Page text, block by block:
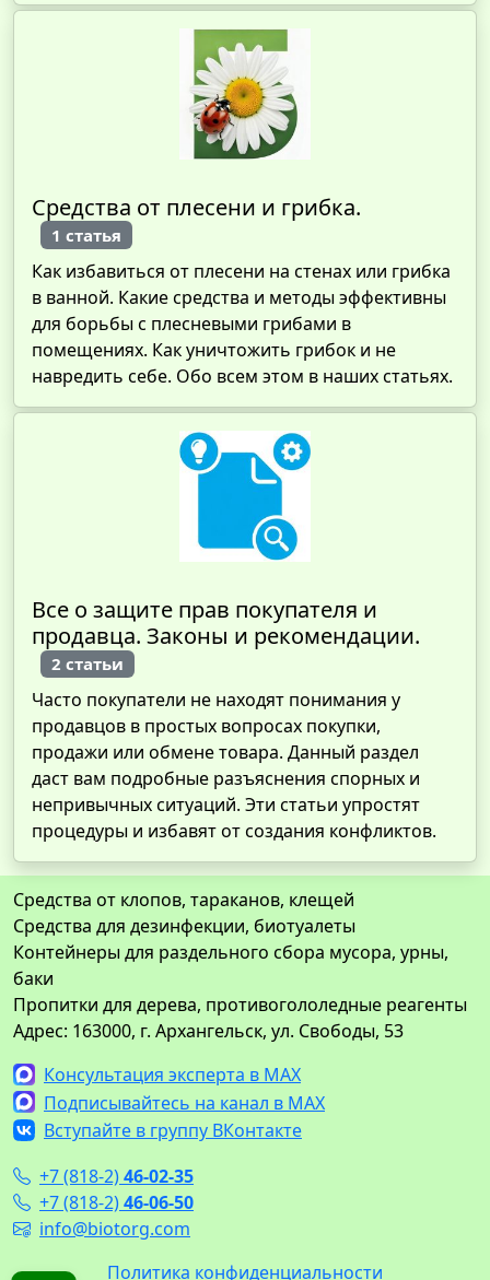
Средства от плесени и грибка.
1 статья
Как избавиться от плесени на стенах или грибка
в ванной. Какие средства и методы эффективны
для борьбы с плесневыми грибами в
помещениях. Как уничтожить грибок и не
навредить себе. Обо всем этом в наших статьях.
Все о защите прав покупателя и
продавца. Законы и рекомендации.
2 статьи
Часто покупатели не находят понимания у
продавцов в простых вопросах покупки,
продажи или обмене товара. Данный раздел
даст вам подробные разъяснения спорных и
непривычных ситуаций. Эти статьи упростят
процедуры и избавят от создания конфликтов.
Средства от клопов, тараканов, клещей
Средства для дезинфекции, биотуалеты
Контейнеры для раздельного сбора мусора, урны,
баки
Пропитки для дерева, противогололедные реагенты
Адрес: 163000, г. Архангельск, ул. Свободы, 53
Консультация эксперта в MAX
Подписывайтесь на канал в MAX
Вступайте в группу ВКонтакте
+7 (818-2)46-02-35
+7 (818-2)46-06-50
info@biotorg.com
Политика конфиденциальности